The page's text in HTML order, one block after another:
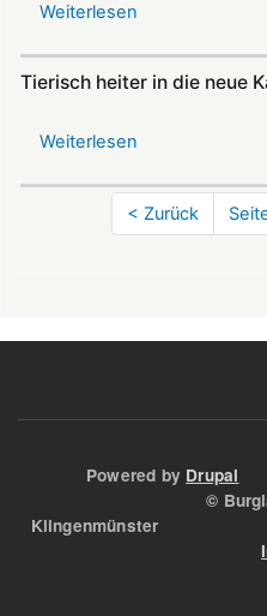
Weiterlesen
bei
Tierisch heiter in die neue
Weiterlesen
heiter
in
Vorherige
Seite
< Zurück
Powered by Drupal
©